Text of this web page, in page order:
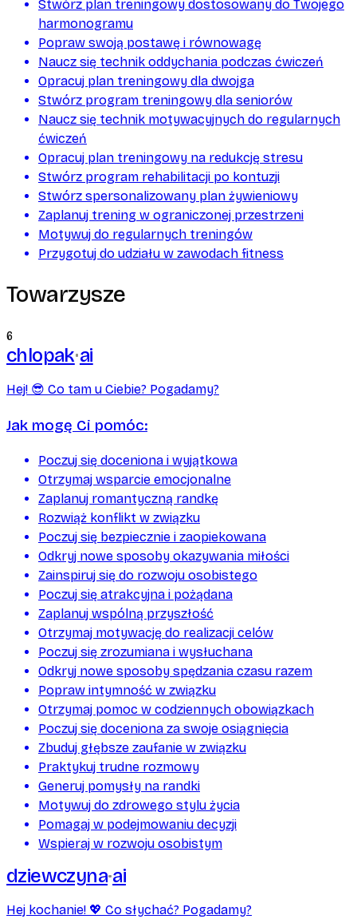
Stwórz plan treningowy dostosowany do Twojego
harmonogramu
Popraw swoją postawę i równowagę
Naucz się technik oddychania podczas ćwiczeń
Opracuj plan treningowy dla dwojga
Stwórz program treningowy dla seniorów
Naucz się technik motywacyjnych do regularnych
ćwiczeń
Opracuj plan treningowy na redukcję stresu
Stwórz program rehabilitacji po kontuzji
Stwórz spersonalizowany plan żywieniowy
Zaplanuj trening w ograniczonej przestrzeni
Motywuj do regularnych treningów
Przygotuj do udziału w zawodach fitness
Towarzysze
6
chlopak ai
Hej! 😎 Co tam u Ciebie? Pogadamy?
Jak mogę Ci pomóc:
Poczuj się doceniona i wyjątkowa
Otrzymaj wsparcie emocjonalne
Zaplanuj romantyczną randkę
Rozwiąż konflikt w związku
Poczuj się bezpiecznie i zaopiekowana
Odkryj nowe sposoby okazywania miłości
Zainspiruj się do rozwoju osobistego
Poczuj się atrakcyjna i pożądana
Zaplanuj wspólną przyszłość
Otrzymaj motywację do realizacji celów
Poczuj się zrozumiana i wysłuchana
Odkryj nowe sposoby spędzania czasu razem
Popraw intymność w związku
Otrzymaj pomoc w codziennych obowiązkach
Poczuj się doceniona za swoje osiągnięcia
Zbuduj głębsze zaufanie w związku
Praktykuj trudne rozmowy
Generuj pomysły na randki
Motywuj do zdrowego stylu życia
Pomagaj w podejmowaniu decyzji
Wspieraj w rozwoju osobistym
dziewczyna ai
Hej kochanie! 💖 Co słychać? Pogadamy?